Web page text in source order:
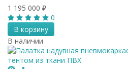
1 195 000 ₽
0
В корзину
В наличии